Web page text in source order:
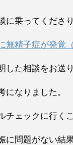
に乗ってくださ
無精子症が発覚
した相談をお送
になりました。
チェックに行く
に問題がない結